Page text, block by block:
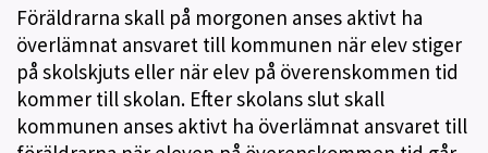
Föräldrarna skall på morgonen anses aktivt ha
överlämnat ansvaret till kommunen när elev stiger
på skolskjuts eller när elev på överenskommen tid
kommer till skolan. Efter skolans slut skall
kommunen anses aktivt ha överlämnat ansvaret till